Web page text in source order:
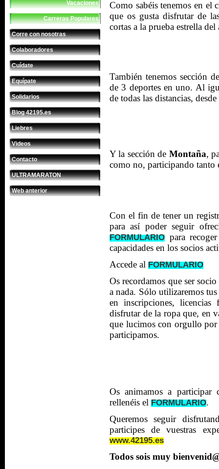
Vacaciones
Carreras Populares
Corre con nosotras
Colaboradores
Cuídate
Equípate
Solidarios
Blog 42195.es
Liebres
Videos
Contacto
ULTRAMARATON
Web anterior
Como sabéis tenemos en el
que os gusta disfrutar de
cortas a la prueba estrella
También tenemos sección
de 3 deportes en uno. Al
de todas las distancias,
Y la sección de Montaña,
como no, participando tanto
Con el fin de tener un
para así poder seguir
FORMULARIO para
capacidades en los socios
Accede al FORMULARIO
Os recordamos que ser
a nada. Sólo utilizaremos
en inscripciones, licencias
disfrutar de la ropa que, en
que lucimos con orgullo por
participamos.
Os animamos a
rellenéis el FORMULARIO.
Queremos seguir
participes de vuestras
www.42195.es
Todos sois muy